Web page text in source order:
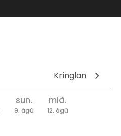
sun.
9. ágú
mið.
12. ágú
Kringlan